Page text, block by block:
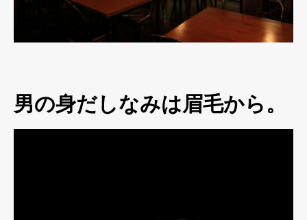
男の身だしなみは眉毛から。